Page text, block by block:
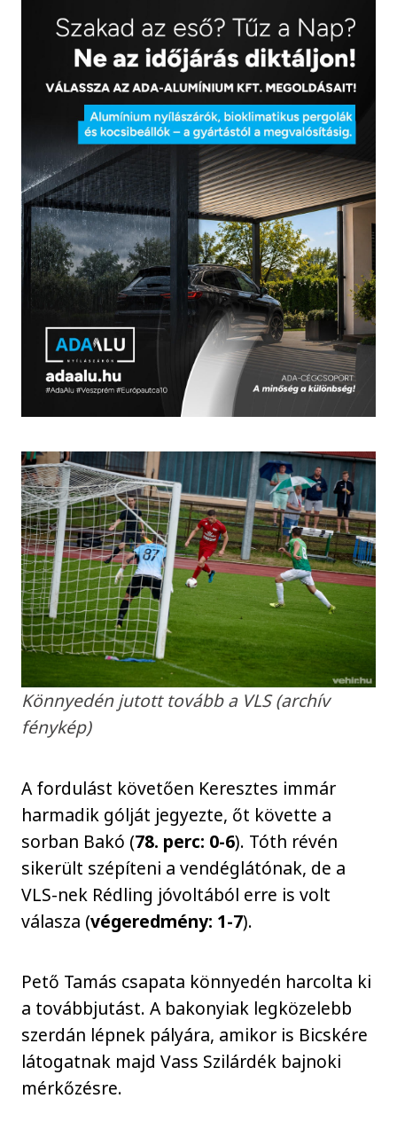
Könnyedén jutott tovább a VLS (archív
fénykép)
A fordulást követően Keresztes immár
harmadik gólját jegyezte, őt követte a
sorban Bakó (78. perc: 0-6). Tóth révén
sikerült szépíteni a vendéglátónak, de a
VLS-nek Rédling jóvoltából erre is volt
válasza (végeredmény: 1-7).
Pető Tamás csapata könnyedén harcolta ki
a továbbjutást. A bakonyiak legközelebb
szerdán lépnek pályára, amikor is Bicskére
látogatnak majd Vass Szilárdék bajnoki
mérkőzésre.